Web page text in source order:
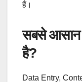
हैं।
सबसे आसान
है?
Data Entry,